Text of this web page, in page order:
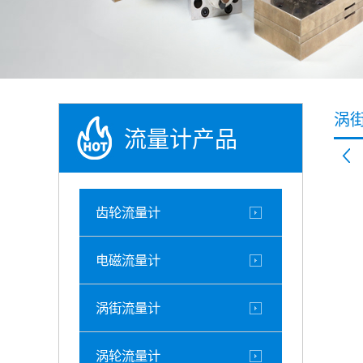
流量计产品
齿轮流量计
电磁流量计
涡街流量计
涡轮流量计
涡